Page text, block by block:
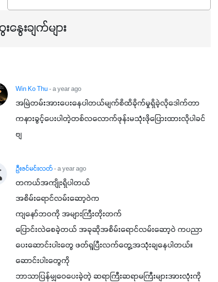
အရသာ ပိုမိုကောင်းမွန်စေဖို့အတွက် လိုအပ်တဲ့အာဟာရဓာတ်
ဖြစ်ပါတယ်။ ဟူးမစ်အက်စစ်ပါဝင်ပေါင်းစပ်ထားတဲ့အတွက်
နှံစားသီးနှံများ၊ပဲအမျိုးမျိုး၊ဟင်းသီးဟင်းရွက်နဲ့ ဥယျာဉ်ခြံသီးနှံ
အားလုံးမှာ အသုံးပြုနိုင်တယ်ဆိုတော့ တစ်မျိုးတည်းနဲ့ အားလုံး
ပါဖက်(perfect)မယ့် စမတ်သီးစုံနော် အရွေးမမှားတာသေချာပြီ
မတ်သီးစုံကို သုံးကြပါစို့....
နွေးချက်များ
Win Ko Thu- a year ago
အမြဲတမ်းအားပေးနေပါတယ်မျက်စိထိခိုက်မှုရှိခဲ့လိုဒေါက်တာ
ကနားခွင့်ပေးပါတဲ့တစ်လလောက်ဖုန်းမသုံးဖိုပြေားထားလိုပါခင်
ဗျ
ဦးဇင်မင်းလတ်- a year ago
တကယ်အကျိုးရှိပါတယ်
အစိမ်းရောင်လမ်းဆော့ဝဲက
ကျနော်ဘဝကို အများကြီးတိုးတက်
ပြောင်းလဲစေခဲ့တယ် အခုဆိုအစိမ်းရောင်လမ်းဆော့ဝဲ ကပညာ
ပေးဆောင်းပါးတွေ ဖတ်ရူပြီးလက်တွေ့အသုံးချနေပါတယ်။
ဆောင်းပါးတွေကို
ဘာသာပြန်မျှဝေပေးခဲ့တဲ့ ဆရာကြီးဆရာမကြီးများအားလုံးကို